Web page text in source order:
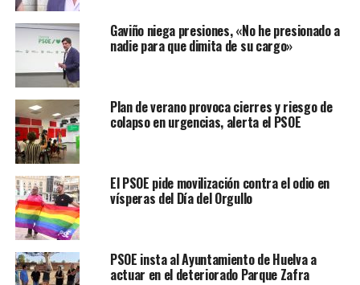
Gaviño niega presiones, «No he presionado a
nadie para que dimita de su cargo»
Plan de verano provoca cierres y riesgo de
colapso en urgencias, alerta el PSOE
El PSOE pide movilización contra el odio en
vísperas del Día del Orgullo
PSOE insta al Ayuntamiento de Huelva a
actuar en el deteriorado Parque Zafra